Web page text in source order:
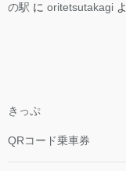
の駅 に oritetsutakagi
きっぷ
QRコード乗車券